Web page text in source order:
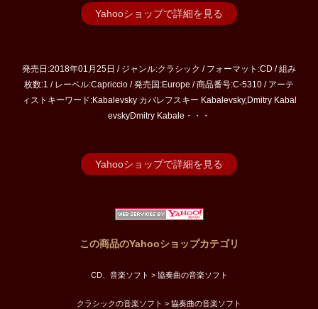
Yahooショップで詳細を見る
発売日:2018年01月25日 / ジャンル:クラシック / フォーマット:CD / 組み
枚数:1 / レーベル:Capriccio / 発売国:Europe / 商品番号:C-5310 / アーテ
ィストキーワード:Kabalevsky カバレフスキー Kabalevsky,Dmitry Kabal
evskyDmitry Kabale・・・
Yahooショップで詳細を見る
この商品のYahooショップカテゴリ
CD、音楽ソフト > 協奏曲の音楽ソフト
クラシックの音楽ソフト > 協奏曲の音楽ソフト